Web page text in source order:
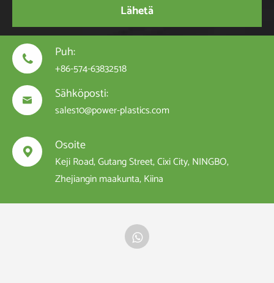
Lähetä
 Puh:
+86-574-63832518
 Sähköposti:
sales10@power-plastics.com
 Osoite
Keji Road, Gutang Street, Cixi City, NINGBO,
Zhejiangin maakunta, Kiina